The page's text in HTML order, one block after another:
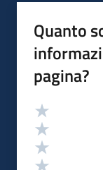
Quanto
pagina?
Valutazione